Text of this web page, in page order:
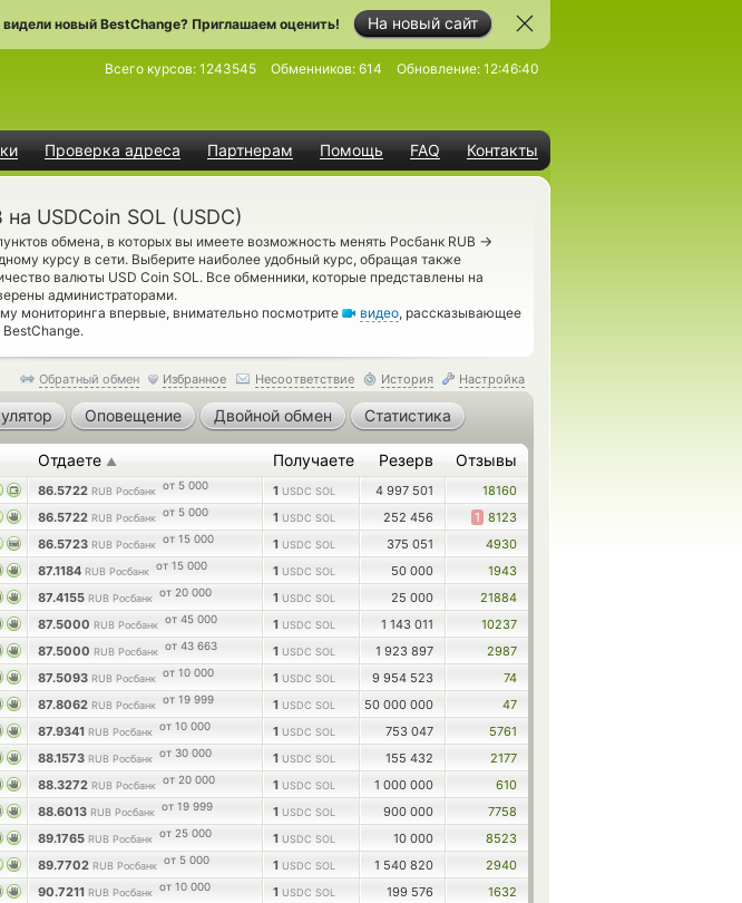
На новый сайт
новый BestChange? Приглашаем оценить!
Проверка адреса Партнерам Помощь FAQ Контакты
Всего курсов: 1243545 Обменников: 614 Обновление: 12:46:40
USDCoin SOL (USDC)
обмена, в которых вы имеете возможность менять Росбанк RUB →
курсу в сети. Выберите наиболее удобный курс, обращая также
валюты USD Coin SOL. Все обменники, которые представлены на
администраторами.
мониторинга впервые, внимательно посмотрите
видео, рассказывающее
Обратный обмен Избранное Несоответствие История Настройка
Оповещение Двойной обмен Статистика
Отдаете ▲ Получаете Резерв Отзывы
86.5722 RUB Росбанк от 5 000 1 USDC SOL 4 997 501
18160
86.5722 RUB Росбанк от 5 000 1 USDC SOL 252 456 1 8123
86.5723 RUB Росбанк от 15 000 1 USDC SOL 375 051
4930
87.1184 RUB Росбанк от 15 000 1 USDC SOL 50 000
1943
87.4155 RUB Росбанк от 20 000 1 USDC SOL 25 000
21884
87.5000 RUB Росбанк от 45 000 1 USDC SOL 1 143 011
10237
87.5000 RUB Росбанк от 43 663 1 USDC SOL 1 923 897
2987
87.5093 RUB Росбанк от 10 000 1 USDC SOL 9 954 523
74
87.8062 RUB Росбанк от 19 999 1 USDC SOL 50 000 000
47
87.9341 RUB Росбанк от 10 000 1 USDC SOL 753 047
5761
88.1573 RUB Росбанк от 30 000 1 USDC SOL 155 432
2177
88.3272 RUB Росбанк от 20 000 1 USDC SOL 1 000 000
610
88.6013 RUB Росбанк от 19 999 1 USDC SOL 900 000
7758
89.1765 RUB Росбанк от 25 000 1 USDC SOL 10 000
8523
89.7702 RUB Росбанк от 5 000 1 USDC SOL 1 540 820
2940
90.7211 RUB Росбанк от 10 000 1 USDC SOL 199 576
1632